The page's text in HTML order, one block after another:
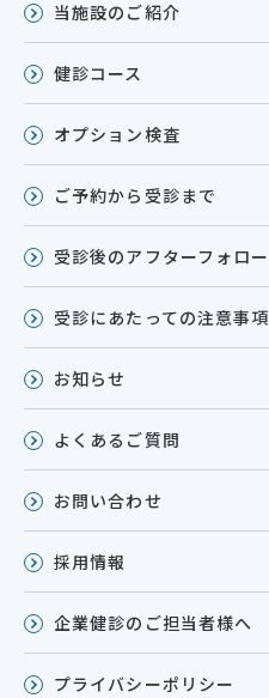
当施設のご紹介
健診コース
オプション検査
ご予約から受診まで
受診後のアフターフォロー
受診にあたっての注意事項
お知らせ
よくあるご質問
お問い合わせ
採用情報
企業健診のご担当者様へ
プライバシーポリシー